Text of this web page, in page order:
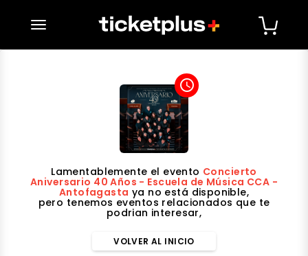
desplegar navegación
access_time
Lamentablemente el evento Concierto
Aniversario 40 Años - Escuela de Música CCA -
Antofagasta ya no está disponible,
pero tenemos eventos relacionados que te
podrian interesar,
VOLVER AL INICIO